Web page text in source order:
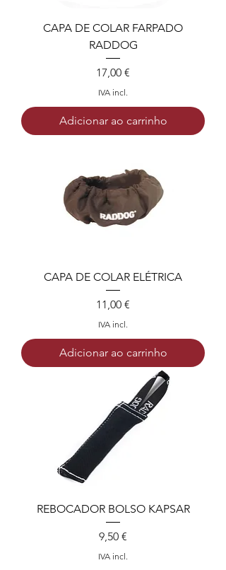
CAPA DE COLAR FARPADO
RADDOG
Preço
17,00 €
IVA incl.
Adicionar ao carrinho
CAPA DE COLAR ELÉTRICA
Preço
11,00 €
IVA incl.
Adicionar ao carrinho
REBOCADOR BOLSO KAPSAR
Preço
9,50 €
IVA incl.